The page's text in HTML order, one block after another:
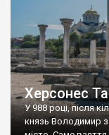
Херсонес
У 988 році, після
князь Володимир